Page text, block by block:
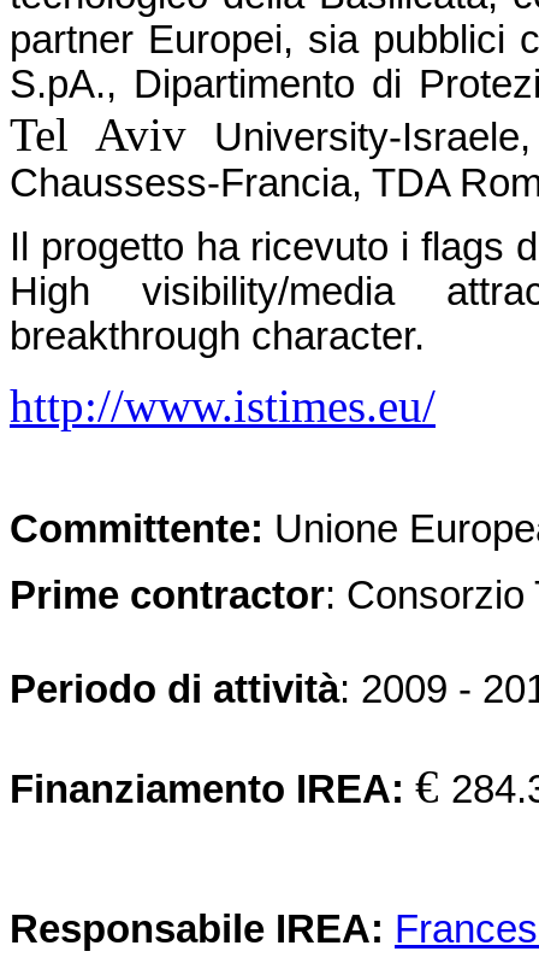
partner Europei, sia pubblici
S.pA., Dipartimento di
Tel Aviv University-
Chaussess-Francia, TDA
Il progetto ha ricevuto i flags
High visibility/media
breakthrough character.
http://www.istimes.eu/
Committente: Unione
Prime contractor: Consorzio
Periodo di attività: 2009 -
Finanziamento IREA: €
Responsabile IREA: